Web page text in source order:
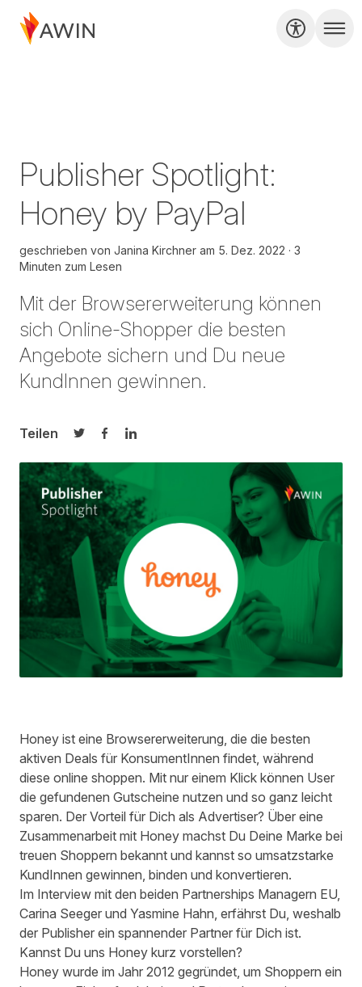
Publisher Spotlight:
Honey by PayPal
geschrieben von Janina Kirchner am 5. Dez. 2022
3
Minuten zum Lesen
Mit der Browsererweiterung können
sich Online-Shopper die besten
Angebote sichern und Du neue
KundInnen gewinnen.
Teilen
Auf Twitter teilen
Auf Facebook teilen
Auf LinkedIn teilen
Honey ist eine Browsererweiterung, die die besten
aktiven Deals für KonsumentInnen findet, während
diese online shoppen. Mit nur einem Klick können User
die gefundenen Gutscheine nutzen und so ganz leicht
sparen. Der Vorteil für Dich als Advertiser? Über eine
Zusammenarbeit mit Honey machst Du Deine Marke bei
treuen Shoppern bekannt und kannst so umsatzstarke
KundInnen gewinnen, binden und konvertieren.
Im Interview mit den beiden Partnerships Managern EU,
Carina Seeger und Yasmine Hahn, erfährst Du, weshalb
der Publisher ein spannender Partner für Dich ist.
Kannst Du uns Honey kurz vorstellen?
Honey wurde im Jahr 2012 gegründet, um Shoppern ein